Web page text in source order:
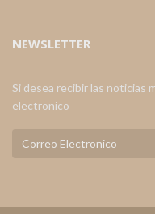
NEWSLETTER
Si desea recibir las noticias
electronico